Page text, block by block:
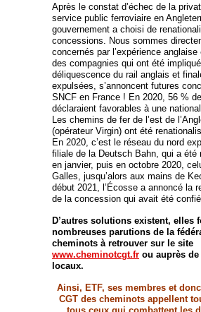
Après le constat d’échec de la
service public ferroviaire en
gouvernement a choisi de
concessions. Nous sommes
concernés par l’expérience
des compagnies qui ont été
déliquescence du rail anglais et
expulsées, s’annoncent futures
SNCF en France ! En 2020, 56 %
déclaraient favorables à une
Les chemins de fer de l’est de
(opérateur Virgin) ont été
En 2020, c’est le réseau du nord
filiale de la Deutsch Bahn, qui a été
en janvier, puis en octobre 2020,
Galles, jusqu’alors aux mains de
début 2021, l’Écosse a annoncé la
de la concession qui avait été
D’autres solutions existent, elles
nombreuses parutions de la
cheminots à retrouver sur le site
www.cheminotcgt.fr ou auprès
locaux.
Ainsi, ETF, ses membres et
CGT des cheminots appellent